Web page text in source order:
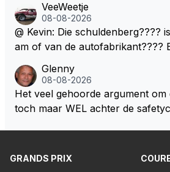
em meer plezier gebracht dan de
ronkende motoren en op de
mogelijkheden. Het ouderwetse
nnen en jongens verdeeld worden. Als deze
uden dan dat hij op dit moment beweerd.
zijn talenten en uitzonderlijke
eft daar enorm veel lol aan.
VeeWeetje
08-08-2026
@ Kevin: Die schuldenberg????
am of van de autofabrikant????
ert nu de spindoctor van newey
gezegd snap ik de de kop én het
Glenny
08-08-2026
Het veel gehoorde argument om
toch maar WEL achter de
rijden de teams met tot op de liter
GRANDS PRIX